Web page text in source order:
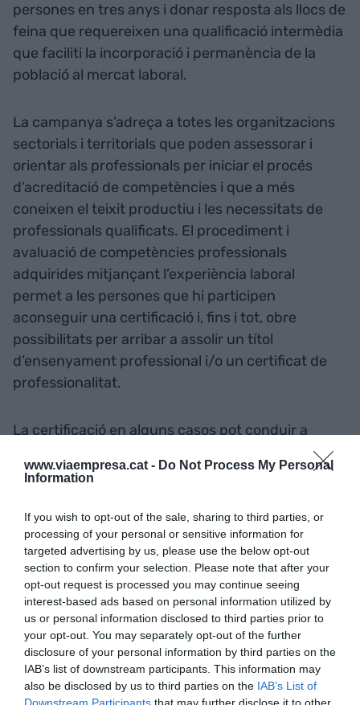
www.viaempresa.cat - Do Not Process My Personal
Information
If you wish to opt-out of the sale, sharing to third parties, or
processing of your personal or sensitive information for
targeted advertising by us, please use the below opt-out
section to confirm your selection. Please note that after your
opt-out request is processed you may continue seeing
interest-based ads based on personal information utilized by
us or personal information disclosed to third parties prior to
your opt-out. You may separately opt-out of the further
disclosure of your personal information by third parties on the
IAB’s list of downstream participants. This information may
also be disclosed by us to third parties on the IAB’s List of
Downstream Participants that may further disclose it to other
persones en tres anys i donar resposta als llocs de
feina que requereixen una qualificació intermèdia
que faciliti la incorporació i permanència de la
població al mercat laboral.
La campanya s’adreça a totes les organitzacions
sectorials i territorials que poden assessorar i
orientar als professionals per iniciar el procés
d’acreditació de competències i que a més
coneixen el teixit productiu i les necessitats de
professionals qualificats. El procediment i
avaluació de competències professionals
adquirides mitjançant l’experiència laboral
permet a les persones que hi participen
aconseguir una certificació i, fins i tot, obre
possibilitats per arribar a assolir un títol
d’ensenyament professional i/o un certificat de
professionalitat.
La certificació en alguns casos pot conduir a
l’obtenció dels requisits per exercir la professió de
les activitats regulades. A les empreses, aquest
facilitar la mobilitat de treballadors en l’àmbit
estatal i internacional i millorar la productivitat i la
competitivitat, gràcies al reconeixement de la
qualificació dels seus treballadors.
AfegirVIA Empresacom a font preferida de
Google de forma gratuïta
Estigues informat amb les últimes notícies d'actualitat
ACTIVAR ARA